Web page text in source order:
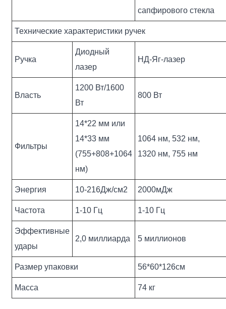
сапфирового стекла
Технические характеристики ручек
Ручка
Диодный
лазер
НД-Яг-лазер
Власть
1200 Вт/1600
Вт
800 Вт
Фильтры
14*22 мм или
14*33 мм
(755+808+1064
нм)
1064 нм, 532 нм,
1320 нм, 755 нм
Энергия 10-216Дж/см2 2000мДж
Частота 1-10 Гц 1-10 Гц
Эффективные
удары
2,0 миллиарда 5 миллионов
Размер упаковки 56*60*126см
Масса 74 кг